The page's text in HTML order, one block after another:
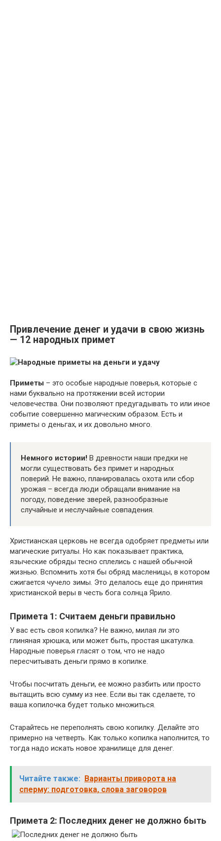
Привлечение денег и удачи в свою жизнь
— 12 народных примет
Приметы – это особые народные поверья, которые с
нами буквально на протяжении всей истории
человечества. Они позволяют предугадывать то или иное
событие совершенно магическим образом. Есть и
приметы о деньгах, и их довольно много.
Немного истории! В древности наши предки не
могли существовать без примет и народных
поверий. Не важно, планировалась охота или сбор
урожая – всегда люди обращали внимание на
погоду, поведение зверей, разнообразные
случайные и неслучайные совпадения.
Христианская церковь не всегда одобряет предметы или
магические ритуалы. Но как показывает практика,
языческие обряды тесно сплелись с нашей обычной
жизнью. Вспомнить хотя бы обряд масленицы, в котором
сжигается чучело зимы. Это делалось еще до принятия
христианской веры в честь бога солнца Ярило.
Примета 1: Считаем деньги правильно
У вас есть своя копилка? Не важно, милая ли это
глиняная хрюшка, или может быть, простая шкатулка.
Народные поверья гласят о том, что не надо
пересчитывать деньги прямо в копилке.
Чтобы посчитать деньги, ее можно разбить или просто
вытащить всю сумму из нее. Если вы так сделаете, то
ваша копилочка будет только множиться.
Старайтесь не переполнять свою копилку. Делайте это
примерно на четверть. Как только копилка наполнится, то
тогда надо искать новое хранилище для денег.
Читайте также: Варианты приворота на
сперму: подготовка, слова заговоров
Примета 2: Последних денег не должно быть